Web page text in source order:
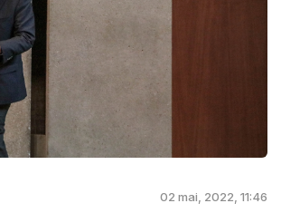
02 mai, 2022, 11:46